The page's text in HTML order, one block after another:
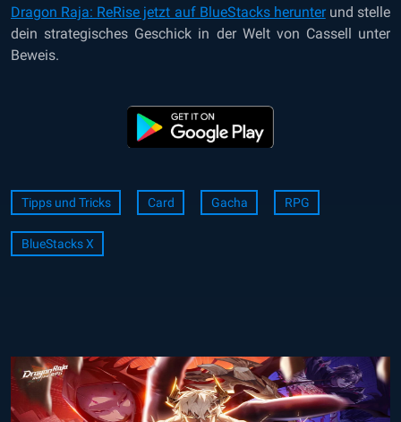
Dragon Raja: ReRise jetzt auf BlueStacks herunterund stelle
dein strategisches Geschick in der Welt von Cassell unter
Beweis.
Tipps und Tricks Card Gacha RPG
BlueStacks X